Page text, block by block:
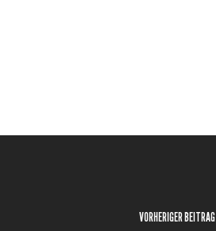
VORHERIGER BEITRAG